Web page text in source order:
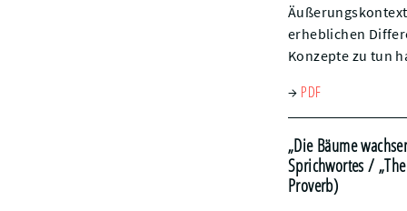
erheblichen
Konzepte zu tun
→ PDF
„Die Bäume
Sprichwortes/
Proverb)